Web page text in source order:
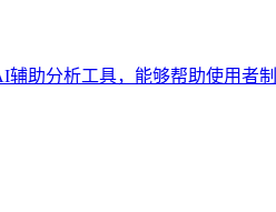
助分析工具，能够帮助使用者